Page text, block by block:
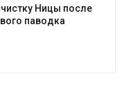
Ницы после
паводка